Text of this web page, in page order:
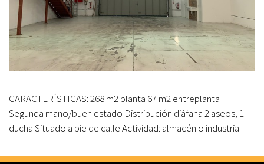
CARACTERÍSTICAS: 268 m2 planta 67 m2 entreplanta
Segunda mano/buen estado Distribución diáfana 2 aseos, 1
ducha Situado a pie de calle Actividad: almacén o industria